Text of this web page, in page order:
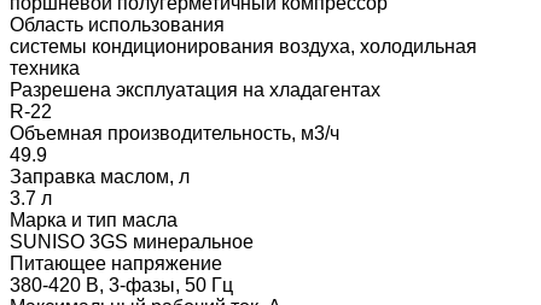
Область использования
системы кондиционирования воздуха, холодильная
техника
Разрешена эксплуатация на хладагентах
R-22
Объемная производительность, м3/ч
49.9
Заправка маслом, л
3.7 л
Марка и тип масла
SUNISO 3GS минеральное
Питающее напряжение
380-420 В, 3-фазы, 50 Гц